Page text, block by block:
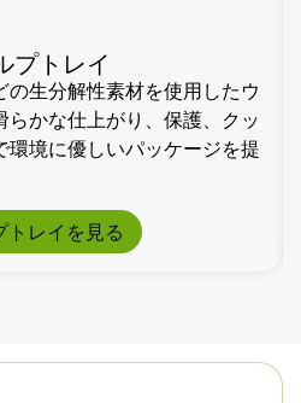
ールに代わる成型パルプ製
分解性のオプションを提供
、環境に優しい表面加工も可
造を行い、手頃な価格で持続
ます。
プ・クラフトを見る